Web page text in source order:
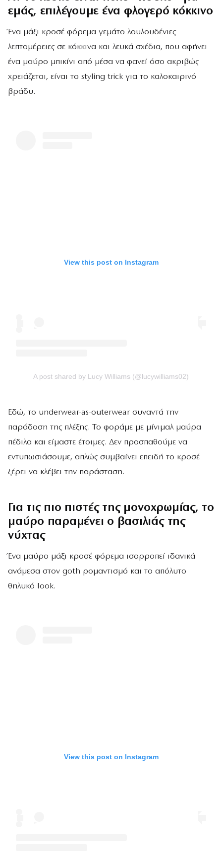
εμάς, επιλέγουμε ένα φλογερό κόκκινο
Ένα μάξι κροσέ φόρεμα γεμάτο λουλουδένιες
λεπτομέρειες σε κόκκινα και λευκά σχέδια, που αφήνει
ένα μαύρο μπικίνι από μέσα να φανεί όσο ακριβώς
χρειάζεται, είναι το styling trick για το καλοκαιρινό
βράδυ.
View this post on Instagram
A post shared by Lucy Williams (@lucywilliams02)
Εδώ, το underwear-as-outerwear συναντά την
παράδοση της πλέξης. Το φοράμε με μίνιμαλ μαύρα
πέδιλα και είμαστε έτοιμες. Δεν προσπαθούμε να
εντυπωσιάσουμε, απλώς συμβαίνει επειδή το κροσέ
ξέρει να κλέβει την παράσταση.
Για τις πιο πιστές της μονοχρωμίας, το
μαύρο παραμένει ο βασιλιάς της
νύχτας
Ένα μαύρο μάξι κροσέ φόρεμα ισορροπεί ιδανικά
ανάμεσα στον goth ρομαντισμό και το απόλυτο
θηλυκό look.
View this post on Instagram